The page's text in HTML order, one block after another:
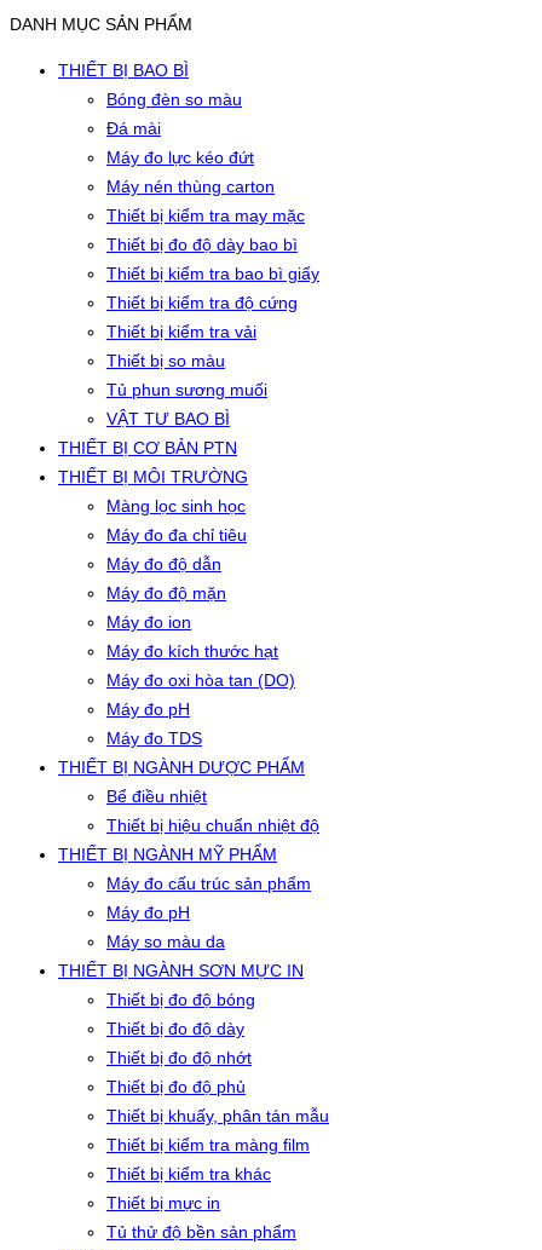
DANH MỤC SẢN PHẨM
THIẾT BỊ BAO BÌ
Bóng đèn so màu
Đá mài
Máy đo lực kéo đứt
Máy nén thùng carton
Thiết bị kiểm tra may mặc
Thiết bị đo độ dày bao bì
Thiết bị kiểm tra bao bì giấy
Thiết bị kiểm tra độ cứng
Thiết bị kiểm tra vải
Thiết bị so màu
Tủ phun sương muối
VẬT TƯ BAO BÌ
THIẾT BỊ CƠ BẢN PTN
THIẾT BỊ MÔI TRƯỜNG
Màng lọc sinh học
Máy đo đa chỉ tiêu
Máy đo độ dẫn
Máy đo độ mặn
Máy đo ion
Máy đo kích thước hạt
Máy đo oxi hòa tan (DO)
Máy đo pH
Máy đo TDS
THIẾT BỊ NGÀNH DƯỢC PHẨM
Bể điều nhiệt
Thiết bị hiệu chuẩn nhiệt độ
THIẾT BỊ NGÀNH MỸ PHẨM
Máy đo cấu trúc sản phẩm
Máy đo pH
Máy so màu da
THIẾT BỊ NGÀNH SƠN MỰC IN
Thiết bị đo độ bóng
Thiết bị đo độ dày
Thiết bị đo độ nhớt
Thiết bị đo độ phủ
Thiết bị khuấy, phân tán mẫu
Thiết bị kiểm tra màng film
Thiết bị kiểm tra khác
Thiết bị mực in
Tủ thử độ bền sản phẩm